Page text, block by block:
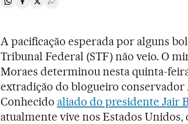
Compartir en Whatsapp
Compartir en Facebook
Compartir en Twitter
Desplegar Redes Sociales
A pacificação esperada por alguns
Tribunal Federal (STF) não veio. O
Moraes determinou nesta quinta-
extradição do blogueiro conservador
Conhecido aliado do presidente Jair
atualmente vive nos Estados Unidos,